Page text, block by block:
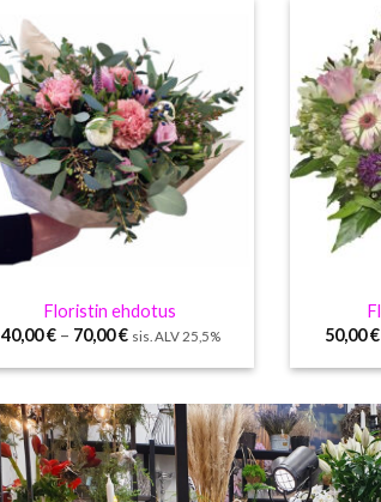
Floristin ehdotus
40,00€– 70,00€ sis. ALV 25,5%
50,00€